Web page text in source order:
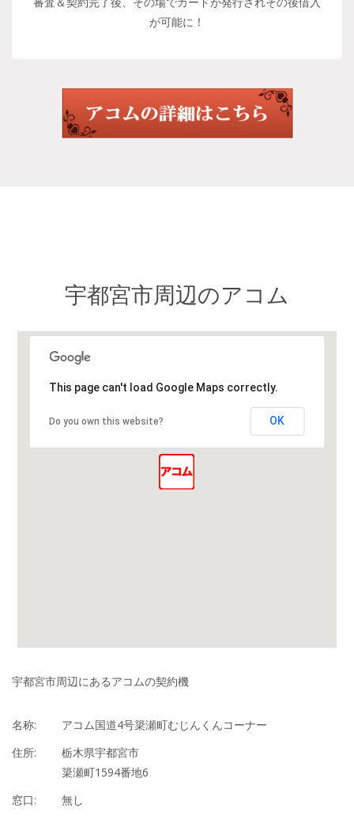
が可能に！
宇都宮市周辺のアコム
This page can't load Google Maps correctly.
Do you own this website? OK
宇都宮市周辺にあるアコムの契約機
名称:
アコム国道4号簗瀬町むじんくんコーナー
住所:
栃木県宇都宮市
簗瀬町1594番地6
窓口:
無し